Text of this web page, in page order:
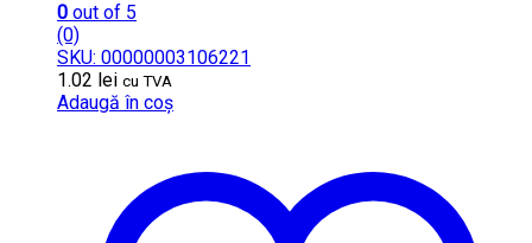
0 out of 5
(0)
SKU: 00000003106221
1.02 lei cu TVA
Adaugă în coș